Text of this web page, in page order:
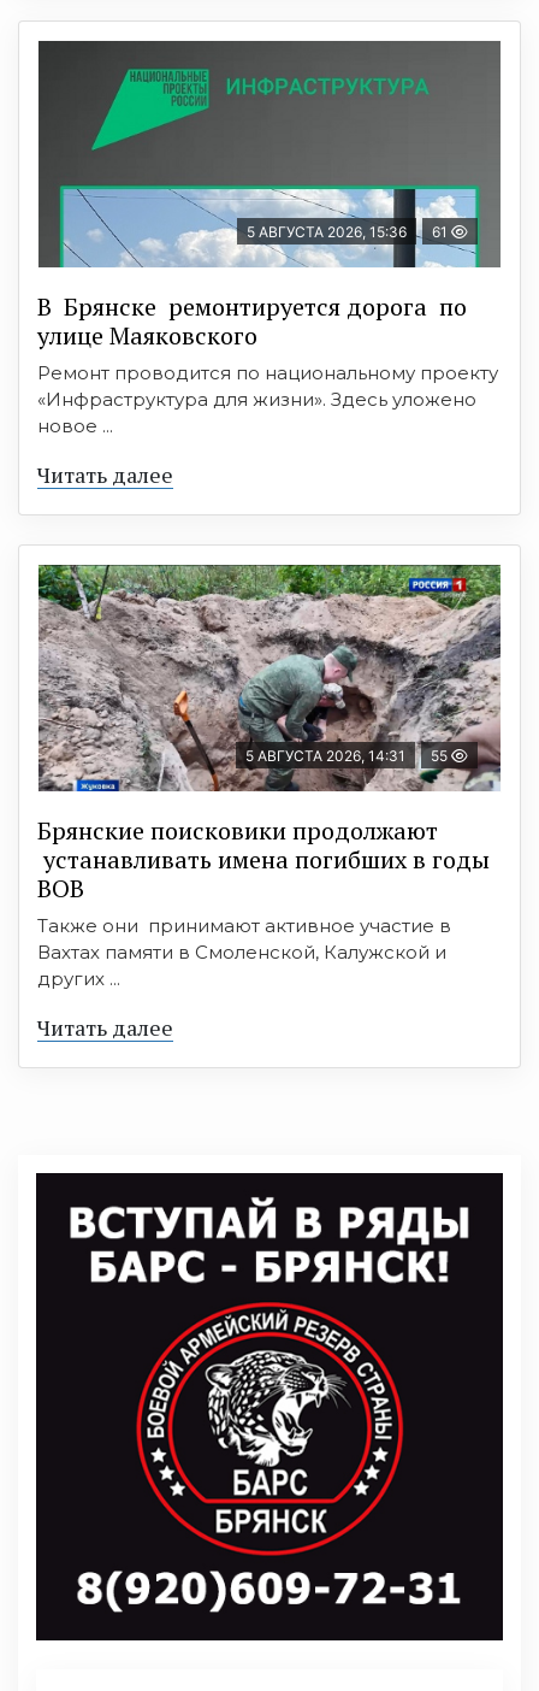
5 АВГУСТА 2026, 15:36 61
В Брянске ремонтируется дорога по
улице Маяковского
Ремонт проводится по национальному проекту
«Инфраструктура для жизни». Здесь уложено
новое ...
Читать далее
5 АВГУСТА 2026, 14:31 55
Брянские поисковики продолжают
устанавливать имена погибших в годы
ВОВ
Также они принимают активное участие в
Вахтах памяти в Смоленской, Калужской и
других ...
Читать далее